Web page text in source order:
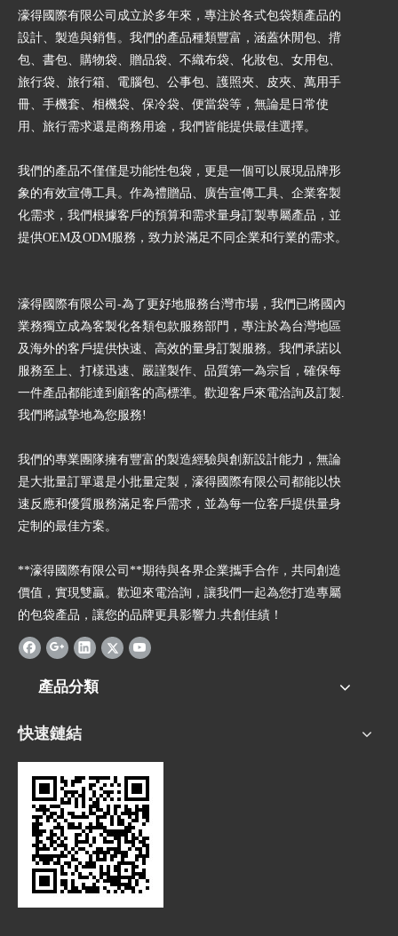
濠得國際有限公司成立於多年來，專注於各式包袋類產品的
設計、製造與銷售。我們的產品種類豐富，涵蓋休閒包、揹
包、書包、購物袋、贈品袋、不織布袋、化妝包、女用包、
旅行袋、旅行箱、電腦包、公事包、護照夾、皮夾、萬用手
冊、手機套、相機袋、保冷袋、便當袋等，無論是日常使
用、旅行需求還是商務用途，我們皆能提供最佳選擇。
我們的產品不僅僅是功能性包袋，更是一個可以展現品牌形
象的有效宣傳工具。作為禮贈品、廣告宣傳工具、企業客製
化需求，我們根據客戶的預算和需求量身訂製專屬產品，並
提供OEM及ODM服務，致力於滿足不同企業和行業的需求。
濠得國際有限公司-為了更好地服務台灣市場，我們已將國內
業務獨立成為客製化各類包款服務部門，專注於為台灣地區
及海外的客戶提供快速、高效的量身訂製服務。我們承諾以
服務至上、打樣迅速、嚴謹製作、品質第一為宗旨，確保每
一件產品都能達到顧客的高標準。歡迎客戶來電洽詢及訂製.
我們將誠摯地為您服務!
我們的專業團隊擁有豐富的製造經驗與創新設計能力，無論
是大批量訂單還是小批量定製，濠得國際有限公司都能以快
速反應和優質服務滿足客戶需求，並為每一位客戶提供量身
定制的最佳方案。
**濠得國際有限公司**期待與各界企業攜手合作，共同創造
價值，實現雙贏。歡迎來電洽詢，讓我們一起為您打造專屬
的包袋產品，讓您的品牌更具影響力.共創佳績！
產品分類
快速鏈結